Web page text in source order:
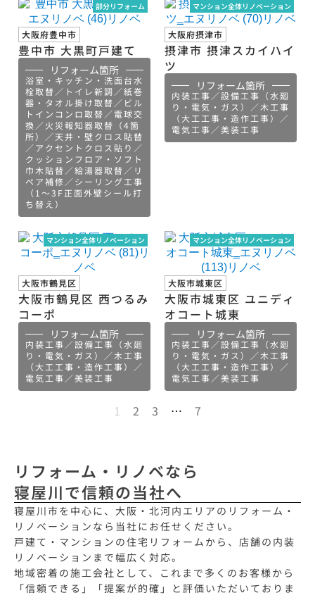
部分リフォーム
大阪府豊中市
豊中市 大黒町戸建て
リフォーム箇所
浴室・キッチン・洗面台水
栓取替／トイレ新調／紙巻
器・タオル掛け取替／ビル
トインコンロ取替／電球交
換／火災報知器取替（4箇
所）／天井・壁クロス貼替
／アクセントクロス貼り／
クッションフロア・ソフト
巾木貼替／給湯器取替／リ
ペア補修／シーリング工事
（1～3F正面外壁シール打
ち替え）
マンション全体リノベーション
大阪府摂津市
摂津市 摂津スカイハイ
ツ
リフォーム箇所
内装工事／設備工事（水廻
り・電気・ガス）／木工事
（大工工事・造作工事）／
電気工事／美装工事
マンション全体リノベーション
大阪市鶴見区
大阪市鶴見区 西つるみ
コーポ
リフォーム箇所
内装工事／設備工事（水廻
り・電気・ガス）／木工事
（大工工事・造作工事）／
電気工事／美装工事
マンション全体リノベーション
大阪市城東区
大阪市城東区 ユニディ
オコート城東
リフォーム箇所
内装工事／設備工事（水廻
り・電気・ガス）／木工事
（大工工事・造作工事）／
電気工事／美装工事
1 2 3 … 7
リフォーム・リノベなら
寝屋川で信頼の当社へ
寝屋川市を中心に、大阪・北河内エリアのリフォーム・
リノベーションなら当社にお任せください。
戸建て・マンションの住宅リフォームから、店舗の内装
リノベーションまで幅広く対応。
地域密着の施工会社として、これまで多くのお客様から
「信頼できる」「提案が的確」と評価いただいておりま